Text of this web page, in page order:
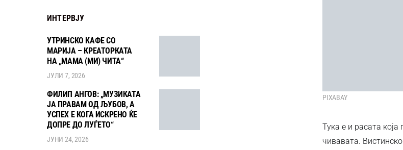
PIXABAY
Тука е и расата
чивавата.
ИНТЕРВЈУ
УТРИНСКО КАФЕ СО
МАРИЈА – КРЕАТОРКАТА
НА „МАМА (МИ) ЧИТА“
ЈУЛИ 7, 2026
ФИЛИП АНГОВ: „МУЗИКАТА
ЈА ПРАВАМ ОД ЉУБОВ, А
УСПЕХ Е КОГА ИСКРЕНО ЌЕ
ДОПРЕ ДО ЛУЃЕТО“
ЈУНИ 24, 2026